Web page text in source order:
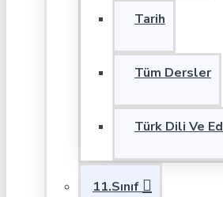
Tarih
Tüm Dersler
Türk Dili Ve
11.Sınıf